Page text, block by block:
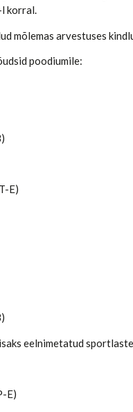
korral.
mõlemas arvestuses
poodiumile:
E)
eelnimetatud
E)